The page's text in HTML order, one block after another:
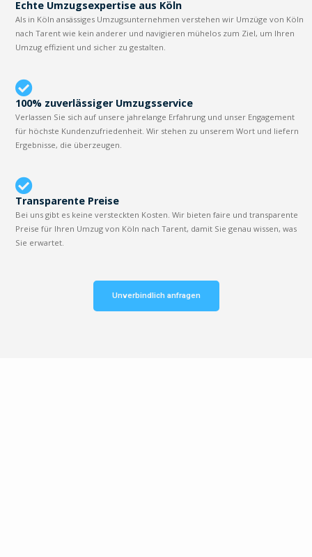
Echte Umzugsexpertise aus Köln
Als in Köln ansässiges Umzugsunternehmen verstehen wir Umzüge von Köln
nach Tarent wie kein anderer und navigieren mühelos zum Ziel, um Ihren
Umzug effizient und sicher zu gestalten.
100% zuverlässiger Umzugsservice
Verlassen Sie sich auf unsere jahrelange Erfahrung und unser Engagement
für höchste Kundenzufriedenheit. Wir stehen zu unserem Wort und liefern
Ergebnisse, die überzeugen.
Transparente Preise
Bei uns gibt es keine versteckten Kosten. Wir bieten faire und transparente
Preise für Ihren Umzug von Köln nach Tarent, damit Sie genau wissen, was
Sie erwartet.
Unverbindlich anfragen